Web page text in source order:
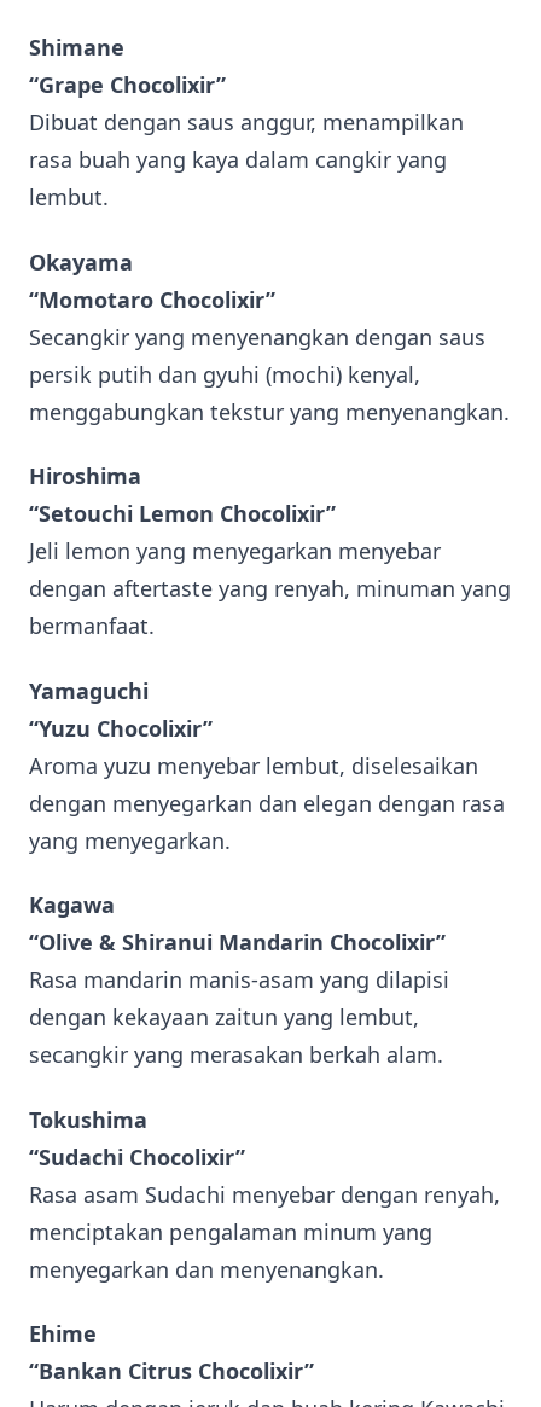
Shimane
“Grape Chocolixir”
Dibuat dengan saus anggur, menampilkan
rasa buah yang kaya dalam cangkir yang
lembut.
Okayama
“Momotaro Chocolixir”
Secangkir yang menyenangkan dengan saus
persik putih dan gyuhi (mochi) kenyal,
menggabungkan tekstur yang menyenangkan.
Hiroshima
“Setouchi Lemon Chocolixir”
Jeli lemon yang menyegarkan menyebar
dengan aftertaste yang renyah, minuman yang
bermanfaat.
Yamaguchi
“Yuzu Chocolixir”
Aroma yuzu menyebar lembut, diselesaikan
dengan menyegarkan dan elegan dengan rasa
yang menyegarkan.
Kagawa
“Olive & Shiranui Mandarin Chocolixir”
Rasa mandarin manis-asam yang dilapisi
dengan kekayaan zaitun yang lembut,
secangkir yang merasakan berkah alam.
Tokushima
“Sudachi Chocolixir”
Rasa asam Sudachi menyebar dengan renyah,
menciptakan pengalaman minum yang
menyegarkan dan menyenangkan.
Ehime
“Bankan Citrus Chocolixir”